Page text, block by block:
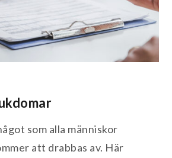
som alla människor
att drabbas av. Här